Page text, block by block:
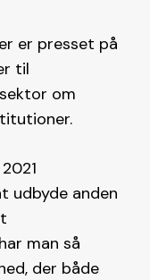
er presset på
til
om
udbyde anden
man så
der både